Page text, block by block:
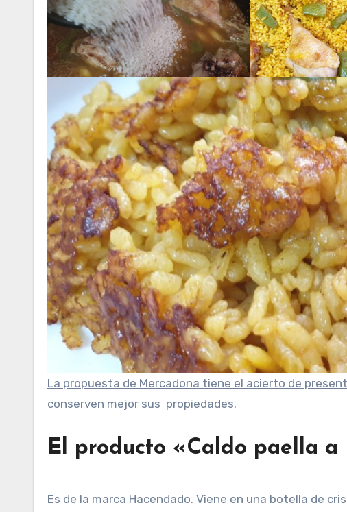
La propuesta de Mercadona tiene el acierto de
conserven mejor sus propiedades.
El producto «Caldo paella a
Es de la marca Hacendado. Viene en una botella de